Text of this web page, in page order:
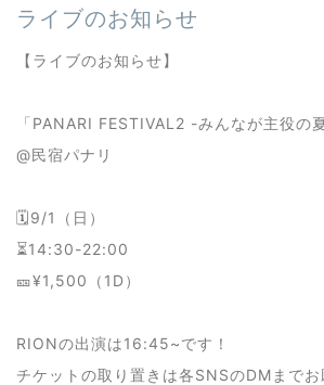
ライブのお知らせ
【ライブのお知らせ】
「PANARI FESTIVAL2 -みんなが主役の
@民宿パナリ
🗓9/1（日）
⏳14:30-22:00
🎫¥1,500（1D）
RIONの出演は16:45~です！
チケットの取り置きは各SNSのDMまでお